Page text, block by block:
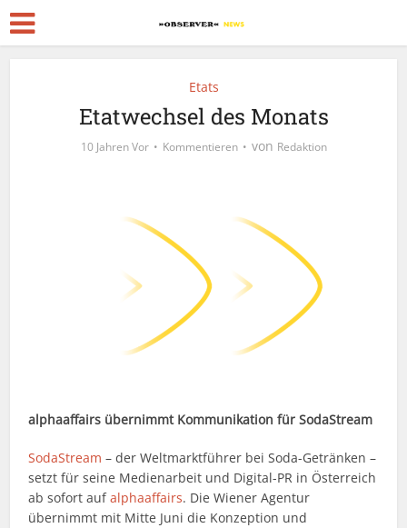
Etats
Etatwechsel des Monats
10 Jahren Vor Kommentieren von Redaktion
alphaaffairs übernimmt Kommunikation für SodaStream
SodaStream – der Weltmarktführer bei Soda-Getränken –
setzt für seine Medienarbeit und Digital-PR in Österreich
ab sofort aufalphaaffairs. Die Wiener Agentur
übernimmt mit Mitte Juni die Konzeption und